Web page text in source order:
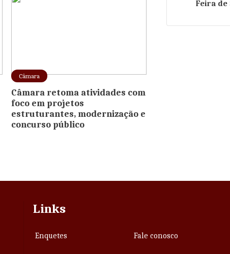
Câmara
Câmara retoma atividades com
foco em projetos
estruturantes, modernização e
concurso público
Feira de
Links
Enquetes Fale conosco